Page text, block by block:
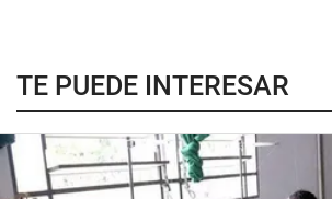
TE PUEDE INTERESAR